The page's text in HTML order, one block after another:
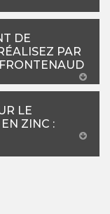
DE
PAR
LE
ZINC :